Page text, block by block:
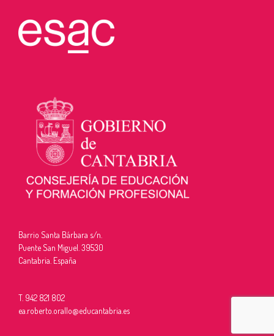
Barrio Santa Bárbara s/n.
Puente San Miguel. 39530
Cantabria. España
T. 942 821 802
ea.roberto.orallo@educantabria.es